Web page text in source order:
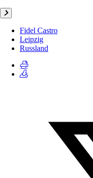
Fidel Castro
Leipzig
Russland